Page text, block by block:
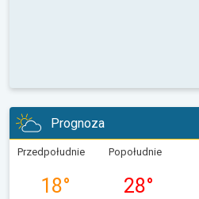
Prognoza
Przedpołudnie
18°
Popołudnie
28°